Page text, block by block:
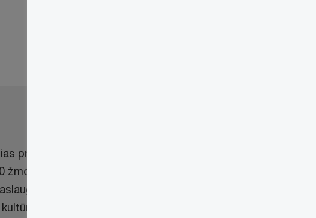
problemas. „PwC“ firmų
žmonių, įsipareigojusių
Esame
kuri yra labai svarbi